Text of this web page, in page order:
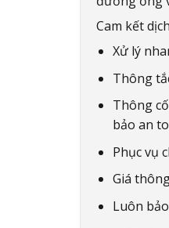
Cam kết
Xử lý
Thông
Thông
bảo an
Phục vụ
Giá
Luôn